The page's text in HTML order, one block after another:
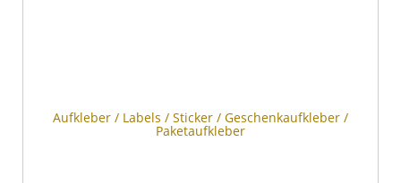
Aufkleber / Labels / Sticker / Geschenkaufkleber /
Paketaufkleber